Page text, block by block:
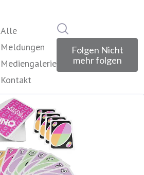
Alle
Meldungen
Mediengalerie
Kontakt
Folgen Nicht
mehr folgen